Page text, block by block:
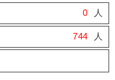
0 人
744 人